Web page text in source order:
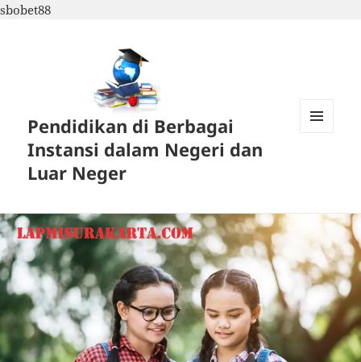
sbobet88
Pendidikan di Berbagai
Instansi dalam Negeri dan
Luar Neger